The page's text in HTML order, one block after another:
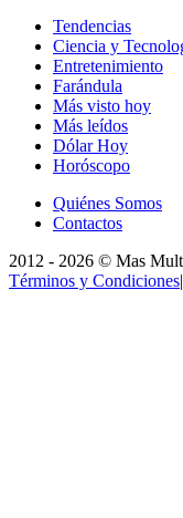
Tendencias
Ciencia y
Entretenimiento
Farándula
Más visto hoy
Más leídos
Dólar Hoy
Horóscopo
Quiénes Somos
Contactos
2012 - 2026 © Mas
Términos y Condiciones|